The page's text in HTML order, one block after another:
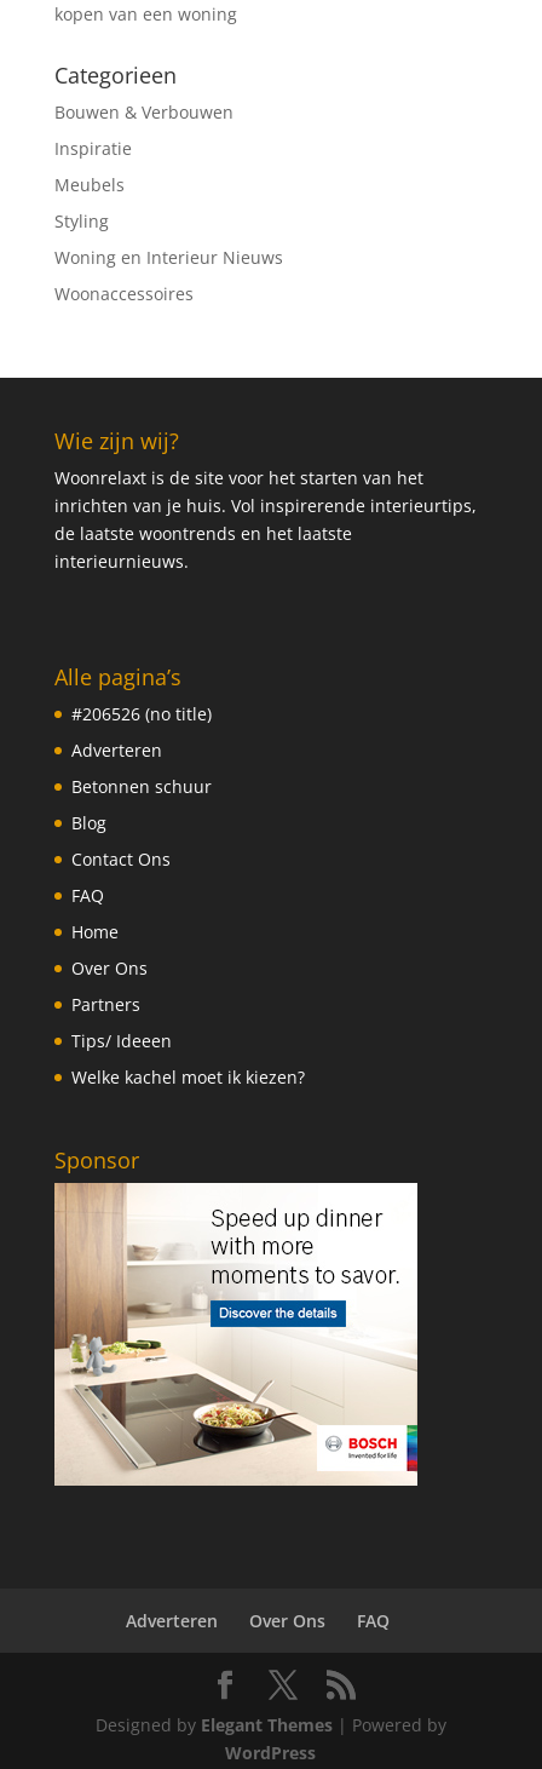
kopen van een woning
Categorieen
Bouwen & Verbouwen
Inspiratie
Meubels
Styling
Woning en Interieur Nieuws
Woonaccessoires
Wie zijn wij?
Woonrelaxt is de site voor het starten van het
inrichten van je huis. Vol inspirerende interieurtips,
de laatste woontrends en het laatste
interieurnieuws.
Alle pagina’s
#206526 (no title)
Adverteren
Betonnen schuur
Blog
Contact Ons
FAQ
Home
Over Ons
Partners
Tips/ Ideeen
Welke kachel moet ik kiezen?
Sponsor
Adverteren Over Ons FAQ
Designed by Elegant Themes| Powered by
WordPress